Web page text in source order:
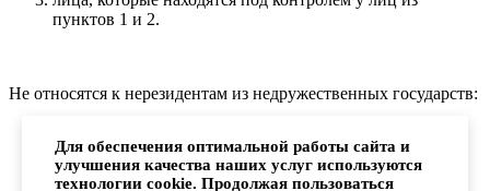
пунктов 1 и 2.
Не относятся к нерезидентам из недружественных государств:
контролируемые иностранные компании (иностранная
организация или структура, которая не является
Для обеспечения оптимальной работы сайта и
улучшения качества наших услуг используются
технологии cookie. Продолжая пользоваться